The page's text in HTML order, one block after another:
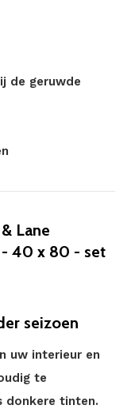
de geruwde
Lane
- 40 x 80 - set
seizoen
uw interieur en
te
donkere tinten.